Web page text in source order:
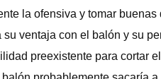
la ofensiva y tomar
ventaja con el balón y su
preexistente para cortar